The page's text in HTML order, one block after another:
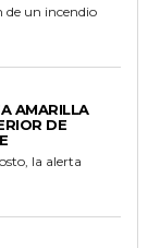
de un incendio
AMARILLA
DE
la alerta